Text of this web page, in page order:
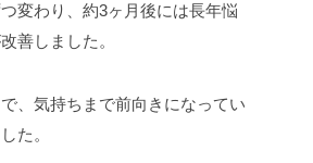
変わり、約3ヶ月後には長年悩
善しました。
、気持ちまで前向きになってい
た。